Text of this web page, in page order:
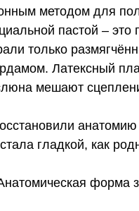
методом для
пастой –
только
Латексный
мешают
гладкой, как